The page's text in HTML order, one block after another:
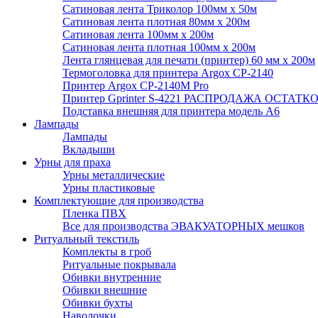
Сатиновая лента Триколор 100мм х 50м
Сатиновая лента плотная 80мм х 200м
Сатиновая лента 100мм х 200м
Сатиновая лента плотная 100мм х 200м
Лента глянцевая для печати (принтер) 60 мм х 200м
Термоголовка для принтера Argox CP-2140
Принтер Argox CP-2140M Pro
Принтер Gprinter S-4221 РАСПРОДАЖА
Подставка внешняя для принтера модель А6
Лампады
Лампады
Вкладыши
Урны для праха
Урны металлические
Урны пластиковые
Комплектующие для производства
Пленка ПВХ
Все для производства ЭВАКУАТОРНЫХ мешков
Ритуальный текстиль
Комплекты в гроб
Ритуальные покрывала
Обивки внутренние
Обивки внешние
Обивки бухты
Наволочки